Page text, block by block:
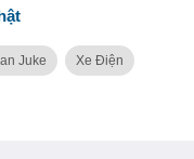
Juke Xe Điện